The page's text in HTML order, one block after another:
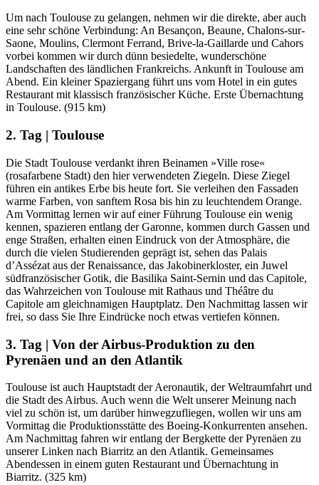
Um nach Toulouse zu gelangen, nehmen wir die direkte, aber auch
eine sehr schöne Verbindung: An Besançon, Beaune, Chalons-sur-
Saone, Moulins, Clermont Ferrand, Brive-la-Gaillarde und Cahors
vorbei kommen wir durch dünn besiedelte, wunderschöne
Landschaften des ländlichen Frankreichs. Ankunft in Toulouse am
Abend. Ein kleiner Spaziergang führt uns vom Hotel in ein gutes
Restaurant mit klassisch französischer Küche. Erste Übernachtung
in Toulouse. (915 km)
2. Tag | Toulouse
Die Stadt Toulouse verdankt ihren Beinamen »Ville rose«
(rosafarbene Stadt) den hier verwendeten Ziegeln. Diese Ziegel
führen ein antikes Erbe bis heute fort. Sie verleihen den Fassaden
warme Farben, von sanftem Rosa bis hin zu leuchtendem Orange.
Am Vormittag lernen wir auf einer Führung Toulouse ein wenig
kennen, spazieren entlang der Garonne, kommen durch Gassen und
enge Straßen, erhalten einen Eindruck von der Atmosphäre, die
durch die vielen Studierenden geprägt ist, sehen das Palais
d’Assézat aus der Renaissance, das Jakobinerkloster, ein Juwel
südfranzösischer Gotik, die Basilika Saint-Sernin und das Capitole,
das Wahrzeichen von Toulouse mit Rathaus und Théâtre du
Capitole am gleichnamigen Hauptplatz. Den Nachmittag lassen wir
frei, so dass Sie Ihre Eindrücke noch etwas vertiefen können.
3. Tag | Von der Airbus-Produktion zu den
Pyrenäen und an den Atlantik
Toulouse ist auch Hauptstadt der Aeronautik, der Weltraumfahrt und
die Stadt des Airbus. Auch wenn die Welt unserer Meinung nach
viel zu schön ist, um darüber hinwegzufliegen, wollen wir uns am
Vormittag die Produktionsstätte des Boeing-Konkurrenten ansehen.
Am Nachmittag fahren wir entlang der Bergkette der Pyrenäen zu
unserer Linken nach Biarritz an den Atlantik. Gemeinsames
Abendessen in einem guten Restaurant und Übernachtung in
Biarritz. (325 km)